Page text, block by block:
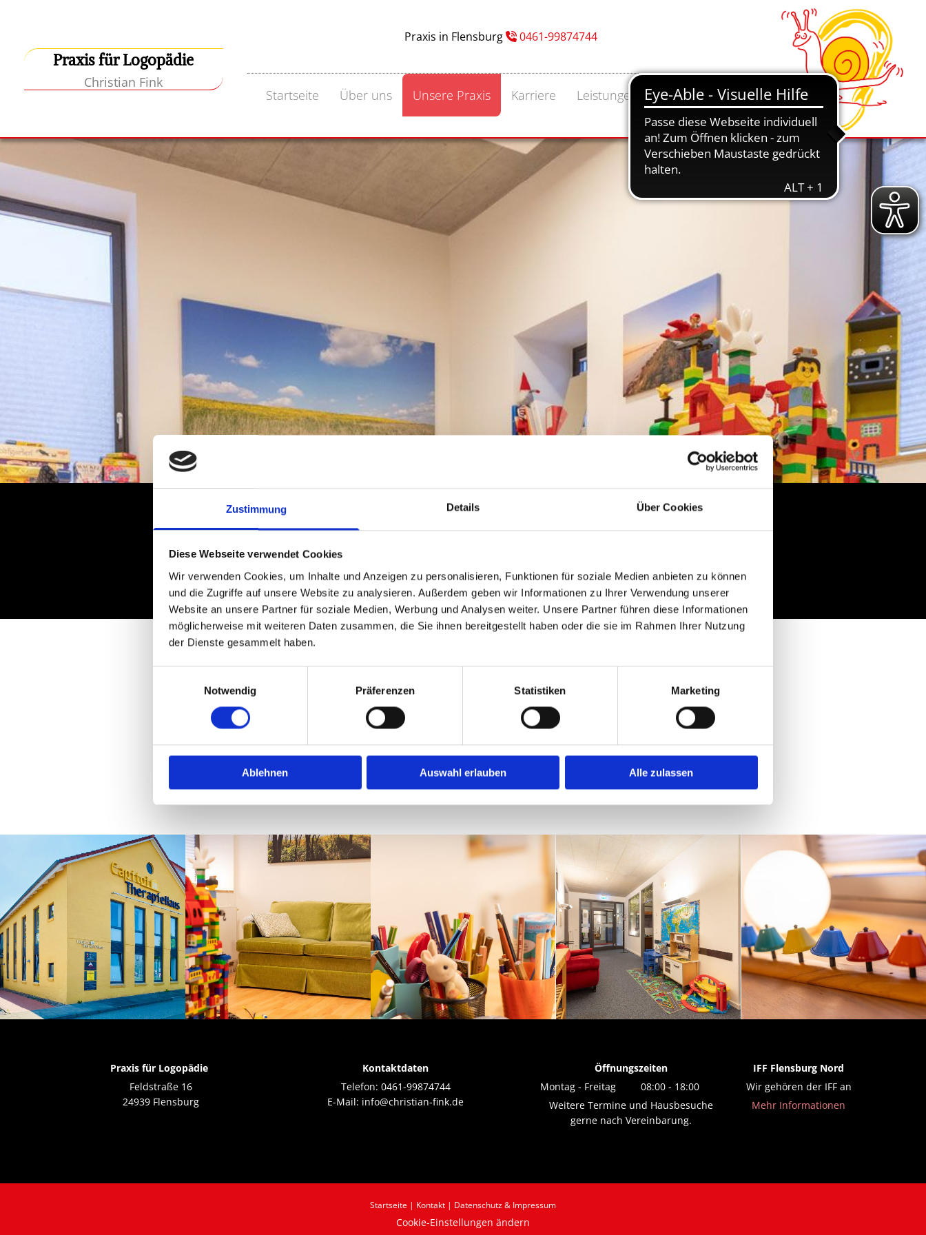
Zustimmung Details Über Cookies
Diese Webseite verwendet Cookies
Wir verwenden Cookies, um Inhalte und Anzeigen zu personalisieren, Funktionen für soziale Medien anbieten zu können
und die Zugriffe auf unsere Website zu analysieren. Außerdem geben wir Informationen zu Ihrer Verwendung unserer
Website an unsere Partner für soziale Medien, Werbung und Analysen weiter. Unsere Partner führen diese Informationen
möglicherweise mit weiteren Daten zusammen, die Sie ihnen bereitgestellt haben oder die sie im Rahmen Ihrer Nutzung
der Dienste gesammelt haben.
Notwendig
Präferenzen Statistiken Marketing
Ablehnen Auswahl erlauben Alle zulassen
Praxis für Logopädie
Christian Fink
Praxis in Flensburg 0461-99874744
Startseite Über uns Unsere Praxis Karriere Leistungen Kontaktdaten
UNSERE PRAXIS
LOGOPÄDIE IN FLENSBURG
Die Praxis in Flensburg ist Teil desCapitol-Therapiehauses.
Hier finden Sie andere Praxen, die ebenfalls ein Teil davon sind.
PRAXIS FÜR PHYSIOTHERAPIE MEHLERT
Praxis für Logopädie
Feldstraße 16
24939 Flensburg
Kontaktdaten
Telefon: 0461-99874744
E-Mail: info@christian-fink.de
Öffnungszeiten
Montag - Freitag
08:00 - 18:00
Weitere Termine und Hausbesuche
gerne nach Vereinbarung.
IFF Flensburg Nord
Wir gehören der IFF an
Mehr Informationen
Startseite | Kontakt | Datenschutz & Impressum
Cookie-Einstellungen ändern